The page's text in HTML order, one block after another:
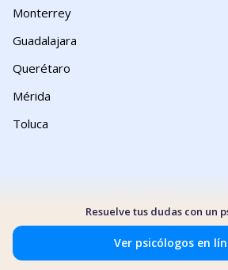
Resuelve tus dudas con un
Ver psicólogos en
Monterrey
Guadalajara
Querétaro
Mérida
Toluca